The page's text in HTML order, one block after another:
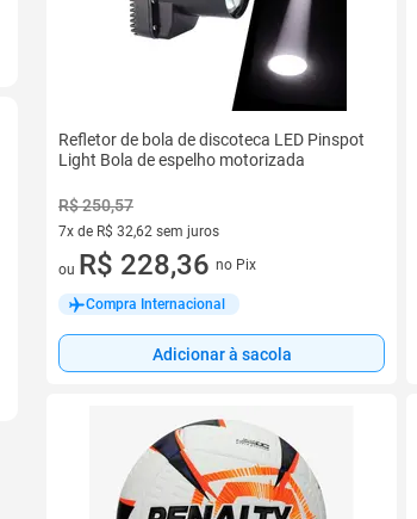
Refletor de bola de discoteca LED Pinspot
Light Bola de espelho motorizada
R$ 250,57
7x de R$ 32,62 sem juros
7 vez de R$ 32,62 sem juros
ou R$ 228,36 no Pix
Compra Internacional
Adicionar à sacola